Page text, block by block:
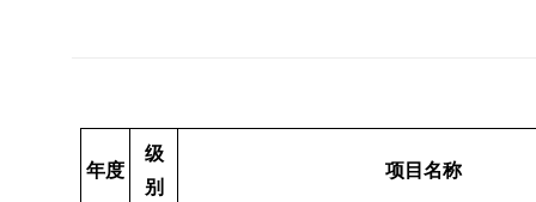
年度
级
别
项目名称